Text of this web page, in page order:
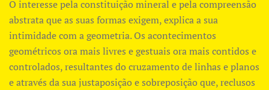
O interesse pela constituição mineral e pela compreensão
abstrata que as suas formas exigem, explica a sua
intimidade com a geometria. Os acontecimentos
geométricos ora mais livres e gestuais ora mais contidos e
controlados, resultantes do cruzamento de linhas e planos
e através da sua justaposição e sobreposição que, reclusos